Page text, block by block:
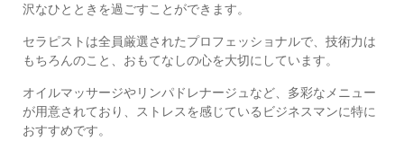
沢なひとときを過ごすことができます。
セラピストは全員厳選されたプロフェッショナルで、技術力は
もちろんのこと、おもてなしの心を大切にしています。
オイルマッサージやリンパドレナージュなど、多彩なメニュー
が用意されており、ストレスを感じているビジネスマンに特に
おすすめです。